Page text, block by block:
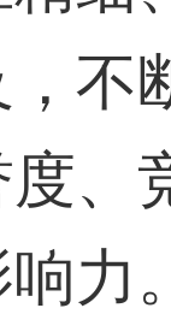
不
、
力